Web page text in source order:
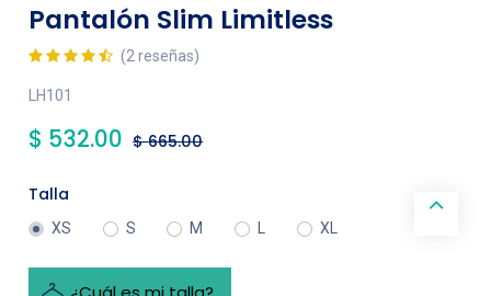
Pantalón Slim Limitless
(2 reseñas)
LH101
$ 532.00 $665.00
Talla
XS S M XL